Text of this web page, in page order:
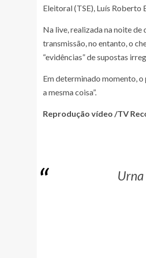
Eleitoral (TSE), Luís Roberto
Na live, realizada na noite
transmissão, no entanto, o
“evidências” de supostas
Em determinado momento,
a mesma coisa”.
Reprodução vídeo /TV